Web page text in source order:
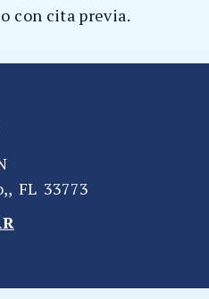
con cita previa.
, FL 33773